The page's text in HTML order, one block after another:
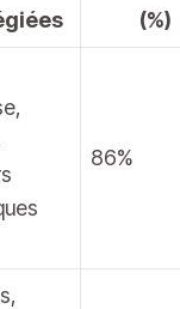
(%)
86%